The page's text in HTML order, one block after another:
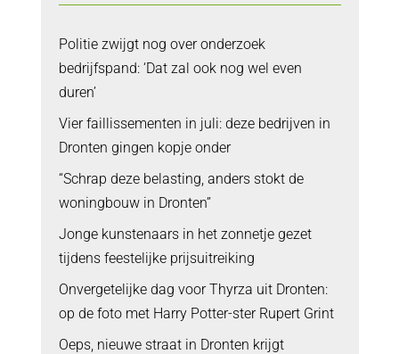
Politie zwijgt nog over onderzoek
bedrijfspand: ‘Dat zal ook nog wel even
duren’
Vier faillissementen in juli: deze bedrijven in
Dronten gingen kopje onder
“Schrap deze belasting, anders stokt de
woningbouw in Dronten”
Jonge kunstenaars in het zonnetje gezet
tijdens feestelijke prijsuitreiking
Onvergetelijke dag voor Thyrza uit Dronten:
op de foto met Harry Potter-ster Rupert Grint
Oeps, nieuwe straat in Dronten krijgt